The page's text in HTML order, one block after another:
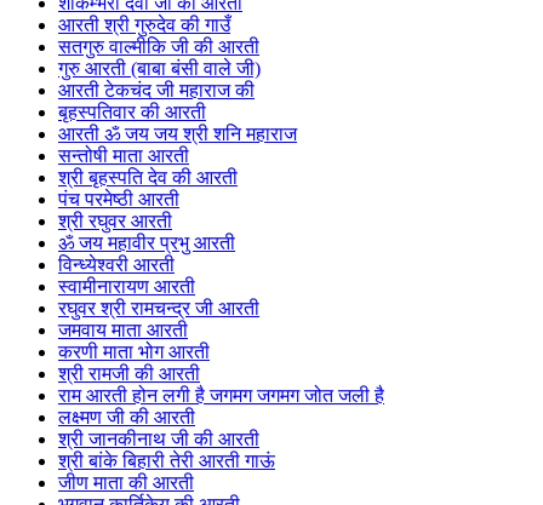
आरती श्री गुरुदेव की गाउँ
सतगुरु वाल्मीकि जी की आरती
गुरु आरती (बाबा बंसी वाले जी)
आरती टेकचंद जी महाराज की
बृहस्पतिवार की आरती
आरती ॐ जय जय श्री शनि महाराज
सन्तोषी माता आरती
श्री बृहस्पति देव की आरती
पंच परमेष्ठी आरती
श्री रघुवर आरती
ॐ जय महावीर प्रभु आरती
विन्ध्येश्वरी आरती
स्वामीनारायण आरती
रघुवर श्री रामचन्द्र जी आरती
जमवाय माता आरती
करणी माता भोग आरती
श्री रामजी की आरती
राम आरती होन लगी है जगमग जगमग जोत जली है
लक्ष्मण जी की आरती
श्री जानकीनाथ जी की आरती
श्री बांके बिहारी तेरी आरती गाऊं
जीण माता की आरती